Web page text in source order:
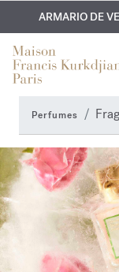
EXCLUSIVO |
GRABADO
ARMARIO DE
Perfumes